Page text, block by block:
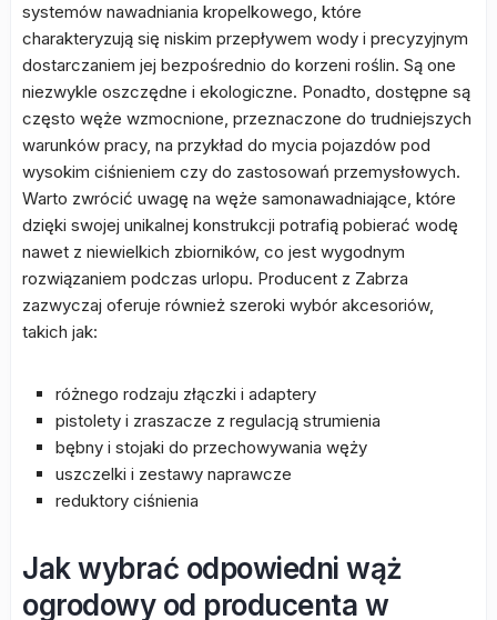
systemów nawadniania kropelkowego, które
charakteryzują się niskim przepływem wody i precyzyjnym
dostarczaniem jej bezpośrednio do korzeni roślin. Są one
niezwykle oszczędne i ekologiczne. Ponadto, dostępne są
często węże wzmocnione, przeznaczone do trudniejszych
warunków pracy, na przykład do mycia pojazdów pod
wysokim ciśnieniem czy do zastosowań przemysłowych.
Warto zwrócić uwagę na węże samonawadniające, które
dzięki swojej unikalnej konstrukcji potrafią pobierać wodę
nawet z niewielkich zbiorników, co jest wygodnym
rozwiązaniem podczas urlopu. Producent z Zabrza
zazwyczaj oferuje również szeroki wybór akcesoriów,
takich jak:
różnego rodzaju złączki i adaptery
pistolety i zraszacze z regulacją strumienia
bębny i stojaki do przechowywania węży
uszczelki i zestawy naprawcze
reduktory ciśnienia
Jak wybrać odpowiedni wąż
ogrodowy od producenta w